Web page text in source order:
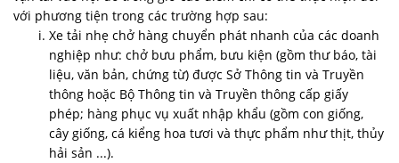
với phương tiện trong các trường hợp sau:
Xe tải nhẹ chở hàng chuyển phát nhanh của các doanh
nghiệp như: chở bưu phẩm, bưu kiện (gồm thư báo, tài
liệu, văn bản, chứng từ) được Sở Thông tin và Truyền
thông hoặc Bộ Thông tin và Truyền thông cấp giấy
phép; hàng phục vụ xuất nhập khẩu (gồm con giống,
cây giống, cá kiểng hoa tươi và thực phẩm như thịt, thủy
hải sản ...).